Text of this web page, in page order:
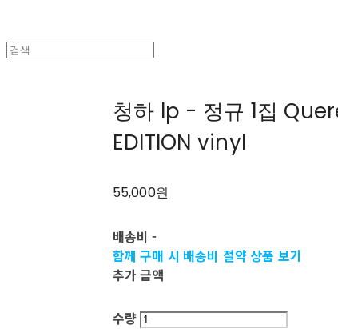
청하 lp - 정규 1집
EDITION vinyl
55,000원
배송비-
함께 구매 시 배송비 절약 상품 보기
추가 금액
수량